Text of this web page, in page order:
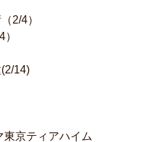
2/4）
14)
京ティアハイム